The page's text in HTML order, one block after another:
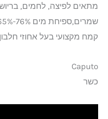
מתאים לפיצה, לחמים,
שמרים,ספיחת מים 76%-65%
קמח מקצועי בעל אחוזי
Caputo
כשר